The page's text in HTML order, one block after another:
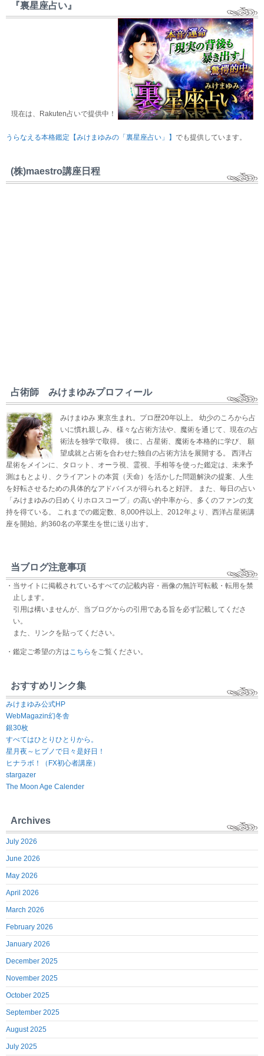
『裏星座占い』
現在は、Rakuten占いで提供中！
うらなえる本格鑑定【みけまゆみの「裏星座占い」】 でも提供しています。
(株)maestro講座日程
占術師 みけまゆみプロフィール
みけまゆみ 東京生まれ。プロ歴20年以上。 幼少のころから占
いに慣れ親しみ、様々な占術方法や、魔術を通じて、現在の占
術法を独学で取得。 後に、占星術、魔術を本格的に学び、 願
望成就と占術を合わせた独自の占術方法を展開する。 西洋占
星術をメインに、タロット、オーラ視、霊視、手相等を使った鑑定は、未来予
測はもとより、クライアントの本質（天命）を活かした問題解決の提案、人生
を好転させるための具体的なアドバイスが得られると好評。 また、毎日の占い
「みけまゆみの日めくりホロスコープ」の高い的中率から、多くのファンの支
持を得ている。 これまでの鑑定数、8,000件以上、2012年より、西洋占星術講
座を開始。約360名の卒業生を世に送り出す。
当ブログ注意事項
・当サイトに掲載されているすべての記載内容・画像の無許可転載・転用を禁
止します。
引用は構いませんが、当ブログからの引用である旨を必ず記載してくださ
い。
また、リンクを貼ってください。
・鑑定ご希望の方はこちら をご覧ください。
おすすめリンク集
みけまゆみ公式HP
WebMagazin幻冬舎
銀30枚
すべてはひとりひとりから。
星月夜～ヒプノで日々是好日！
ヒナラボ！（FX初心者講座）
stargazer
The Moon Age Calender
Archives
July 2026
June 2026
May 2026
April 2026
March 2026
February 2026
January 2026
December 2025
November 2025
October 2025
September 2025
August 2025
July 2025